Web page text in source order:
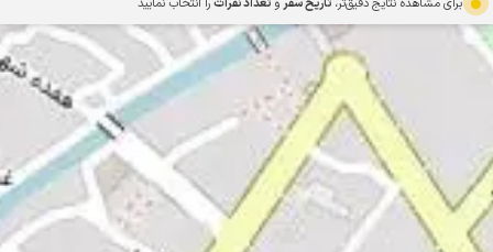
برای مشاهده نتایج دقیق‌تر، تاریخ سفرو تعداد نفراترا انتخاب نمایید